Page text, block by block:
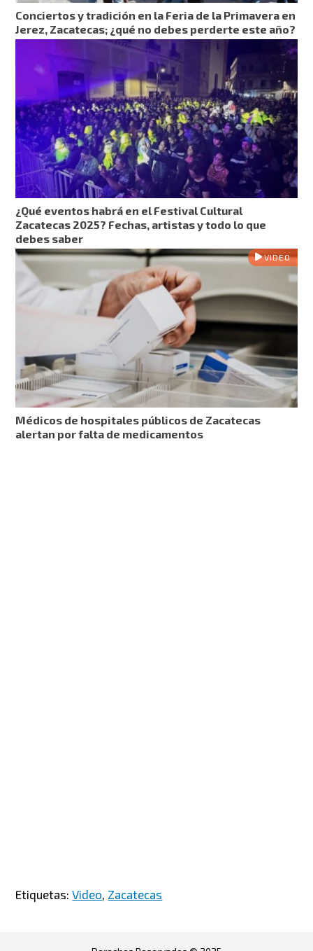
Conciertos y tradición en la Feria de la Primavera en
Jerez, Zacatecas; ¿qué no debes perderte este año?
¿Qué eventos habrá en el Festival Cultural
Zacatecas 2025? Fechas, artistas y todo lo que
debes saber
VIDEO
Médicos de hospitales públicos de Zacatecas
alertan por falta de medicamentos
Etiquetas:Video, Zacatecas